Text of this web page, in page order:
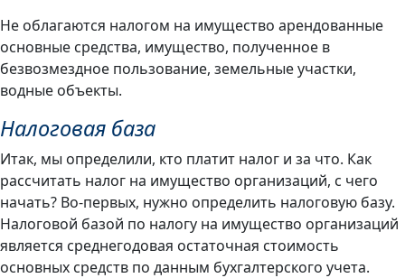
Не облагаются налогом на имущество арендованные
основные средства, имущество, полученное в
безвозмездное пользование, земельные участки,
водные объекты.
Налоговая база
Итак, мы определили, кто платит налог и за что. Как
рассчитать налог на имущество организаций, с чего
начать? Во-первых, нужно определить налоговую базу.
Налоговой базой по налогу на имущество организаций
является среднегодовая остаточная стоимость
основных средств по данным бухгалтерского учета.